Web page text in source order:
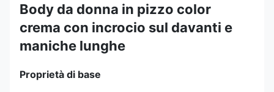
Body da donna in pizzo color
crema con incrocio sul davanti e
maniche lunghe
Proprietà di base